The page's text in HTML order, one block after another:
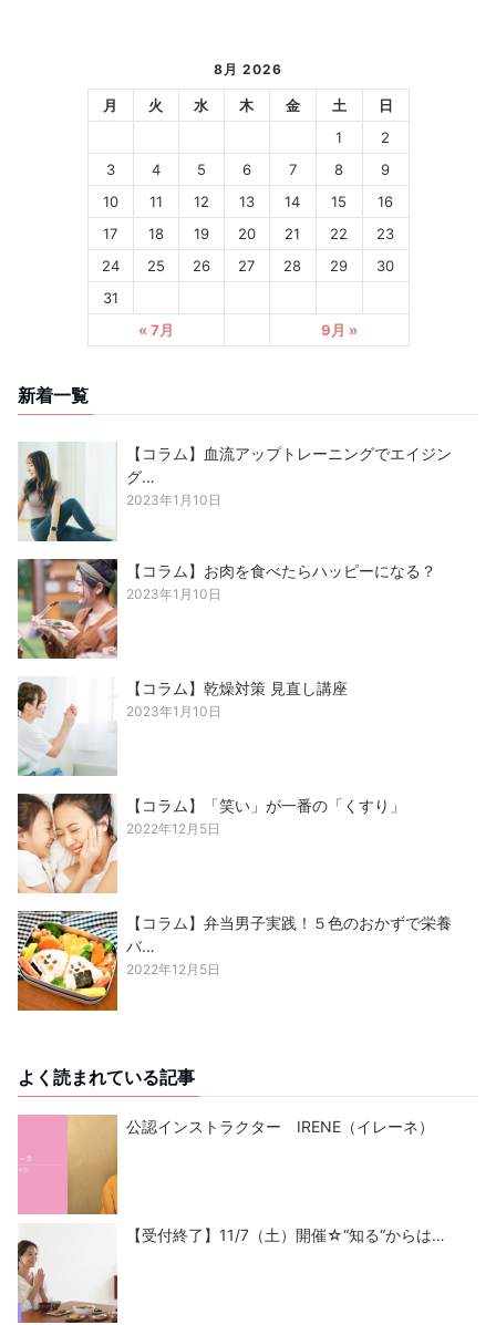
8月 2026
月 火 水 木 金 土
日
1
2
3
4 5 6 7 8
9
10
11 12 13 14 15
16
17
18 19 20 21 22
23
24
25 26 27 28 29
30
31
« 7月
9月 »
新着一覧
【コラム】血流アップトレーニングでエイジン
グ…
2023年1月10日
【コラム】お肉を食べたらハッピーになる？
2023年1月10日
【コラム】乾燥対策 見直し講座
2023年1月10日
【コラム】「笑い」が一番の「くすり」
2022年12月5日
【コラム】弁当男子実践！５色のおかずで栄養
バ…
2022年12月5日
よく読まれている記事
公認インストラクター IRENE（イレーネ）
【受付終了】11/7（土）開催☆“知る“からは…